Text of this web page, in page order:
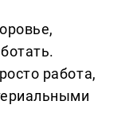
работа,